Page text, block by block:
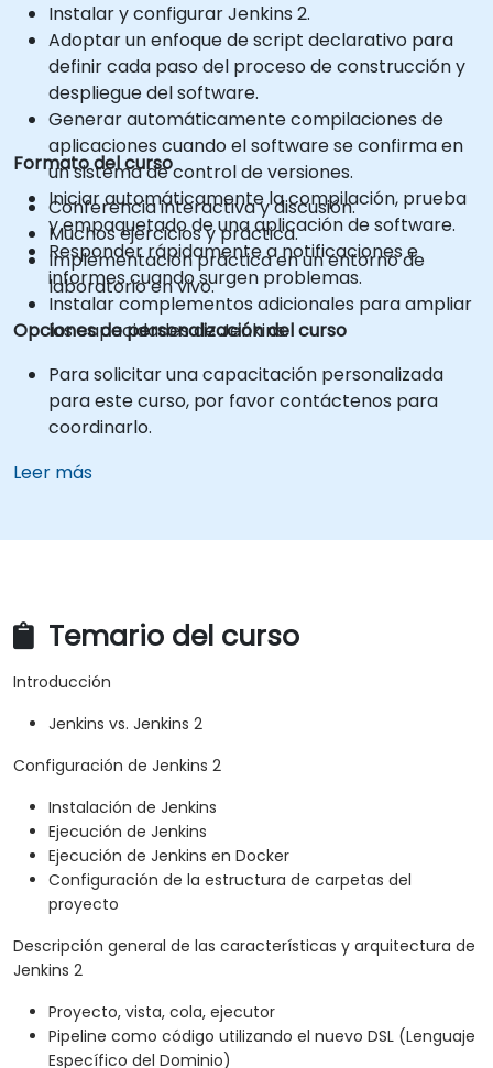
Instalar y configurar Jenkins 2.
Adoptar un enfoque de script declarativo para
definir cada paso del proceso de construcción y
despliegue del software.
Generar automáticamente compilaciones de
aplicaciones cuando el software se confirma en
un sistema de control de versiones.
Iniciar automáticamente la compilación, prueba
y empaquetado de una aplicación de software.
Responder rápidamente a notificaciones e
informes cuando surgen problemas.
Instalar complementos adicionales para ampliar
las capacidades de Jenkins.
Formato del curso
Conferencia interactiva y discusión.
Muchos ejercicios y práctica.
Implementación práctica en un entorno de
laboratorio en vivo.
Opciones de personalización del curso
Para solicitar una capacitación personalizada
para este curso, por favor contáctenos para
coordinarlo.
Leer más
Temario del curso
Introducción
Jenkins vs. Jenkins 2
Configuración de Jenkins 2
Instalación de Jenkins
Ejecución de Jenkins
Ejecución de Jenkins en Docker
Configuración de la estructura de carpetas del
proyecto
Descripción general de las características y arquitectura de
Jenkins 2
Proyecto, vista, cola, ejecutor
Pipeline como código utilizando el nuevo DSL (Lenguaje
Específico del Dominio)